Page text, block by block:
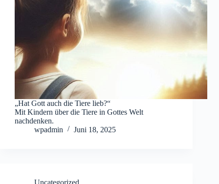
„Hat Gott auch die Tiere lieb?“
Mit Kindern über die Tiere in Gottes Welt
nachdenken.
wpadmin
Juni 18, 2025
Uncategorized